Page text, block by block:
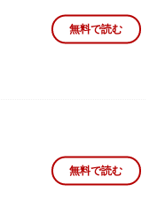
無料で読む
無料で読む